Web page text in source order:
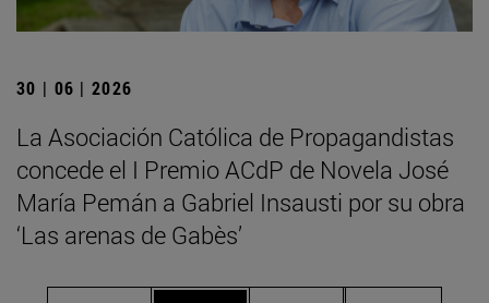
30 | 06 | 2026
La Asociación Católica de Propagandistas
concede el I Premio ACdP de Novela José
María Pemán a Gabriel Insausti por su obra
‘Las arenas de Gabès’